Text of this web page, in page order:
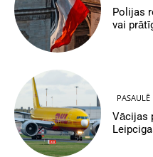
Polijas
vai
PASAULĒ
Vācijas